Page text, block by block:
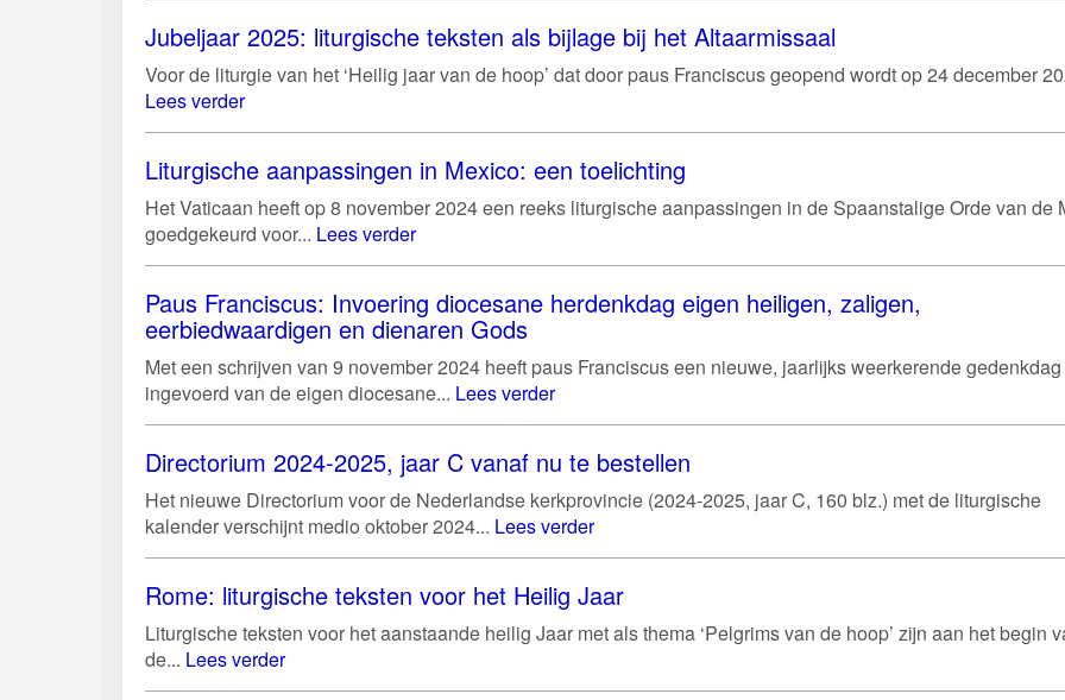
Jubeljaar 2025: liturgische teksten als bijlage bij het Altaarmissaal
Voor de liturgie van het ‘Heilig jaar van de hoop’ dat door paus Franciscus geopend wordt op 24 december
Lees verder
Liturgische aanpassingen in Mexico: een toelichting
Het Vaticaan heeft op 8 november 2024 een reeks liturgische aanpassingen in de Spaanstalige Orde van de
goedgekeurd voor... Lees verder
Paus Franciscus: Invoering diocesane herdenkdag eigen heiligen, zaligen,
eerbiedwaardigen en dienaren Gods
Met een schrijven van 9 november 2024 heeft paus Franciscus een nieuwe, jaarlijks weerkerende gedenkdag
ingevoerd van de eigen diocesane... Lees verder
Directorium 2024-2025, jaar C vanaf nu te bestellen
Het nieuwe Directorium voor de Nederlandse kerkprovincie (2024-2025, jaar C, 160 blz.) met de liturgische
kalender verschijnt medio oktober 2024... Lees verder
Rome: liturgische teksten voor het Heilig Jaar
Liturgische teksten voor het aanstaande heilig Jaar met als thema ‘Pelgrims van de hoop’ zijn aan het begin
de... Lees verder